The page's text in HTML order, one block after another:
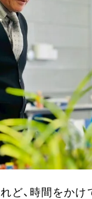
ど、時間をか